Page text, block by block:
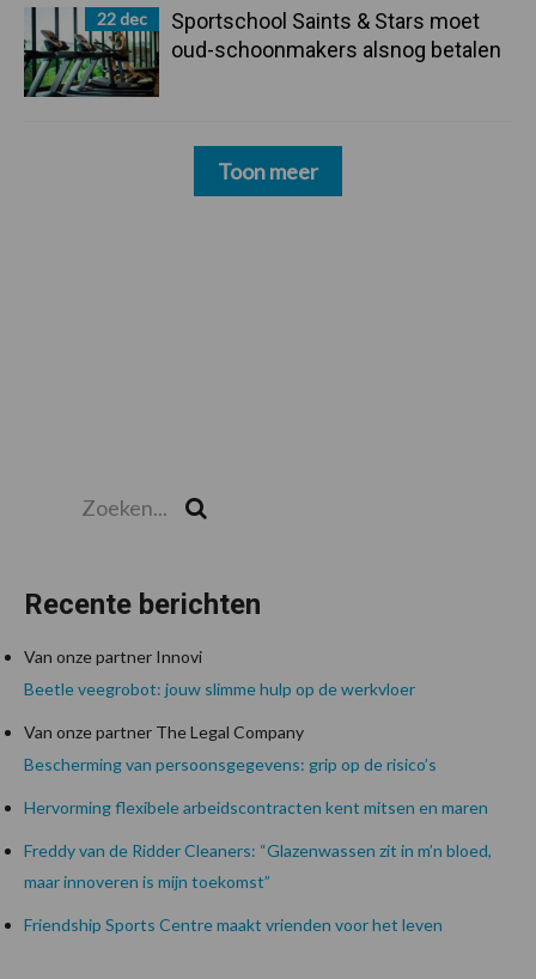
22 dec
Sportschool Saints & Stars moet
oud-schoonmakers alsnog betalen
Toon meer
Recente berichten
Van onze partner Innovi
Beetle veegrobot: jouw slimme hulp op de werkvloer
Van onze partner The Legal Company
Bescherming van persoonsgegevens: grip op de risico’s
Hervorming flexibele arbeidscontracten kent mitsen en maren
Freddy van de Ridder Cleaners: “Glazenwassen zit in m’n bloed,
maar innoveren is mijn toekomst”
Friendship Sports Centre maakt vrienden voor het leven